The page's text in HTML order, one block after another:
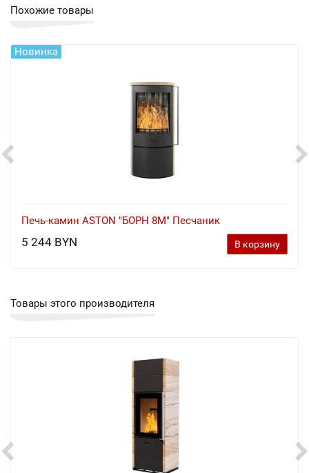
Похожие товары
Новинка
Печь-камин ASTON "БОРН 8М" Песчаник
5 244 BYN В корзину
Товары этого производителя